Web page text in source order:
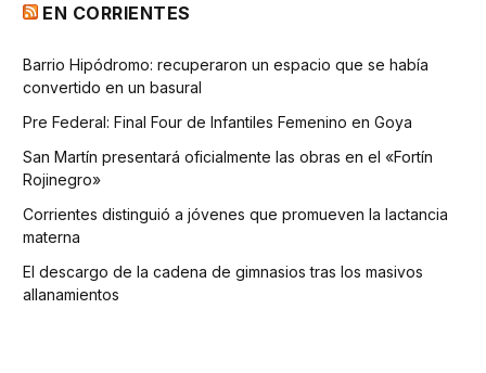
EN CORRIENTES
Barrio Hipódromo: recuperaron un espacio que se había
convertido en un basural
Pre Federal: Final Four de Infantiles Femenino en Goya
San Martín presentará oficialmente las obras en el «Fortín
Rojinegro»
Corrientes distinguió a jóvenes que promueven la lactancia
materna
El descargo de la cadena de gimnasios tras los masivos
allanamientos